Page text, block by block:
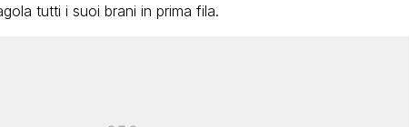
tutti i suoi brani in prima fila.